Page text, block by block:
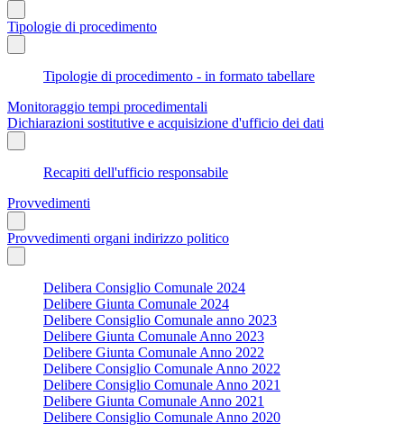
Tipologie di procedimento
Tipologie di procedimento - in formato tabellare
Monitoraggio tempi procedimentali
Dichiarazioni sostitutive e acquisizione d'ufficio dei dati
Recapiti dell'ufficio responsabile
Provvedimenti
Provvedimenti organi indirizzo politico
Delibera Consiglio Comunale 2024
Delibere Giunta Comunale 2024
Delibere Consiglio Comunale anno 2023
Delibere Giunta Comunale Anno 2023
Delibere Giunta Comunale Anno 2022
Delibere Consiglio Comunale Anno 2022
Delibere Consiglio Comunale Anno 2021
Delibere Giunta Comunale Anno 2021
Delibere Consiglio Comunale Anno 2020